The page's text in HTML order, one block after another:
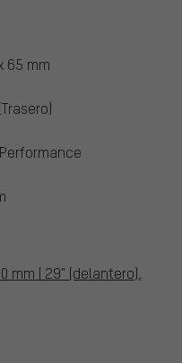
65 mm
mm | 29" (delantero),